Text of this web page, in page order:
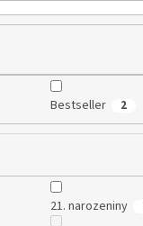
Bestseller 2
21. narozeniny